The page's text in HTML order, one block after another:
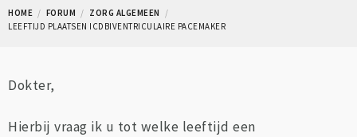
HOME FORUM
ZORG ALGEMEEN
LEEFTIJD PLAATSEN ICDBIVENTRICULAIRE PACEMAKER
Dokter,
Hierbij vraag ik u tot welke leeftijd een